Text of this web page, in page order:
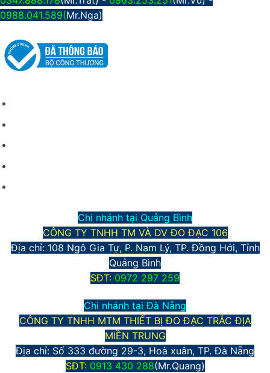
0988.041.589(Mr.Nga)
Chi nhánh tại Quảng Bình
CÔNG TY TNHH TM VÀ DV ĐO ĐẠC 106
Địa chỉ: 108 Ngô Gia Tự, P. Nam Lý, TP. Đồng Hới, Tỉnh
Quảng Bình
SĐT: 0972 297 259
Chi nhánh tại Đà Nẵng
CÔNG TY TNHH MTM THIẾT BỊ ĐO ĐẠC TRẮC ĐỊA
MIỀN TRUNG
Địa chỉ: Số 333 đường 29-3, Hoà xuân, TP. Đà Nẵng
SĐT: 0913 430 288(Mr.Quang)